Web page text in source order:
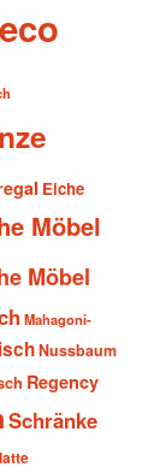
Eiche
Möbel
Möbel
Mahagoni-
Nussbaum
Regency
Schränke